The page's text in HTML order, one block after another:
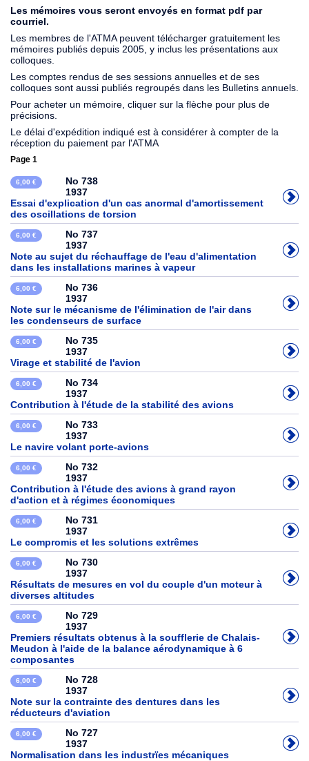
Les mémoires vous seront envoyés en format pdf par
courriel.
Les membres de l'ATMA peuvent télécharger gratuitement les
mémoires publiés depuis 2005, y inclus les présentations aux
colloques.
Les comptes rendus de ses sessions annuelles et de ses
colloques sont aussi publiés regroupés dans les Bulletins annuels.
Pour acheter un mémoire, cliquer sur la flèche pour plus de
précisions.
Le délai d'expédition indiqué est à considérer à compter de la
réception du paiement par l'ATMA
Page 1
6,00 €
No 738
1937
Essai d'explication d'un cas anormal d'amortissement
des oscillations de torsion
6,00 €
No 737
1937
Note au sujet du réchauffage de l'eau d'alimentation
dans les installations marines à vapeur
6,00 €
No 736
1937
Note sur le mécanisme de l'élimination de l'air dans
les condenseurs de surface
6,00 €
No 735
1937
Virage et stabilité de l'avion
6,00 €
No 734
1937
Contribution à l'étude de la stabilité des avions
6,00 €
No 733
1937
Le navire volant porte-avions
6,00 €
No 732
1937
Contribution à l'étude des avions à grand rayon
d'action et à régimes économiques
6,00 €
No 731
1937
Le compromis et les solutions extrêmes
6,00 €
No 730
1937
Résultats de mesures en vol du couple d'un moteur à
diverses altitudes
6,00 €
No 729
1937
Premiers résultats obtenus à la soufflerie de Chalais-
Meudon à l'aide de la balance aérodynamique à 6
composantes
6,00 €
No 728
1937
Note sur la contrainte des dentures dans les
réducteurs d'aviation
6,00 €
No 727
1937
Normalisation dans les industrïes mécaniques